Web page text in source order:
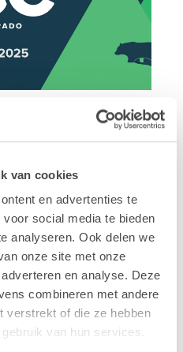
van cookies
en advertenties te
social media te bieden
analyseren. Ook delen we
onze site met onze
en analyse. Deze
combineren met andere
verstrekt of die ze hebben
van hun services.
voorzien om